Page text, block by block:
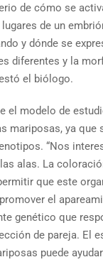
de cómo se
de un
y dónde se
diferentes y la
el biólogo.
el modelo de
mariposas, ya que
“Nos
alas. La
que este
el
genético que
de pareja. El
puede